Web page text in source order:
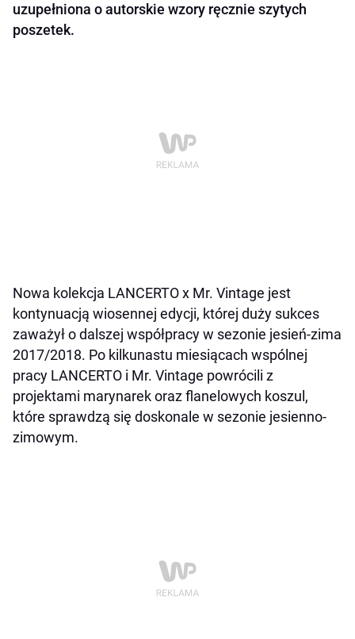
uzupełniona o autorskie wzory ręcznie szytych
poszetek.
Nowa kolekcja LANCERTO x Mr. Vintage jest
kontynuacją wiosennej edycji, której duży sukces
zaważył o dalszej współpracy w sezonie jesień-zima
2017/2018. Po kilkunastu miesiącach wspólnej
pracy LANCERTO i Mr. Vintage powrócili z
projektami marynarek oraz flanelowych koszul,
które sprawdzą się doskonale w sezonie jesienno-
zimowym.